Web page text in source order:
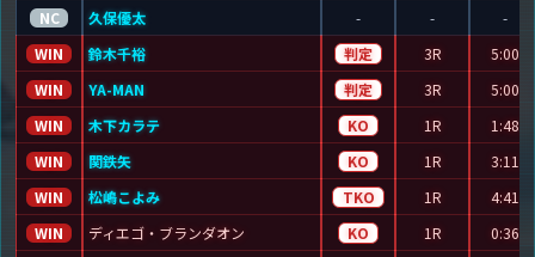
NC
久保優太 - -
-
WIN
鈴木千裕 判定 3R
5:00
WIN
YA-MAN 判定 3R
5:00
WIN
木下カラテ KO 1R
1:48
WIN
関鉄矢 KO 1R
3:11
WIN
松嶋こよみ TKO 1R
4:41
WIN
ディエゴ・ブランダオン KO 1R
0:36